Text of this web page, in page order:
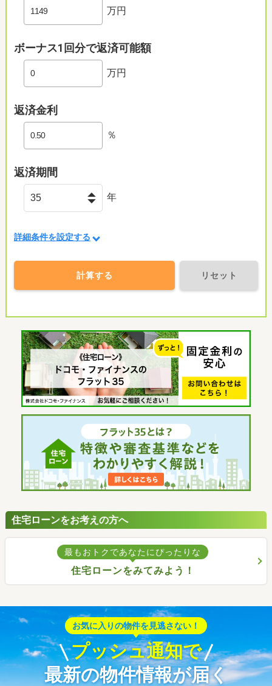
万円
ボーナス1回分で返済可能額
万円
返済金利
％
返済期間
年
詳細条件を設定する
計算する リセット
住宅ローンをお考えの方へ
最もおトクであなたにぴったりな
住宅ローンをみてみよう！
お気に入りの物件を見逃さない！
プッシュ通知で
最新の物件情報が届く